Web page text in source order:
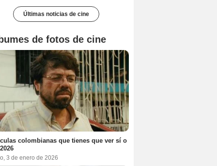
Últimas noticias de cine
de fotos de cine
colombianas que tienes que ver sí o
3 de enero de 2026